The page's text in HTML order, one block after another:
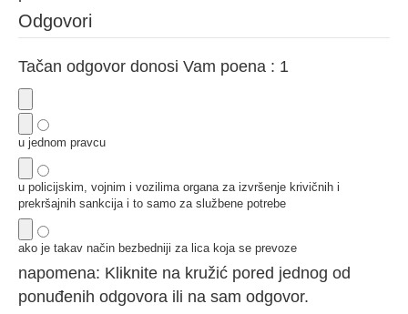
Odgovori
Tačan odgovor donosi Vam poena : 1
u jednom pravcu
u policijskim, vojnim i vozilima organa za izvršenje krivičnih i
prekršajnih sankcija i to samo za službene potrebe
ako je takav način bezbedniji za lica koja se prevoze
napomena: Kliknite na kružić pored jednog od
ponuđenih odgovora ili na sam odgovor.